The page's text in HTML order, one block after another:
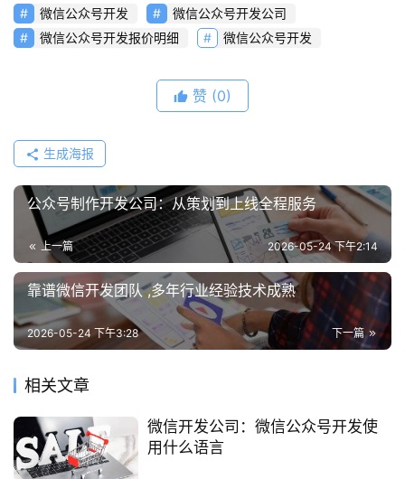
微信公众号开发
微信公众号开发公司
微信公众号开发报价明细
微信公众号开发
赞 (0)
生成海报
公众号制作开发公司：从策划到上线全程服务
上一篇 2026-05-24 下午2:14
靠谱微信开发团队 ,多年行业经验技术成熟
下一篇
2026-05-24 下午3:28
相关文章
微信开发公司：微信公众号开发使
用什么语言